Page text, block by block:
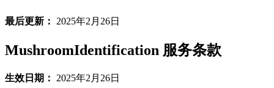
最后更新： 2025年2月26日
MushroomIdentification 服务条款
生效日期： 2025年2月26日